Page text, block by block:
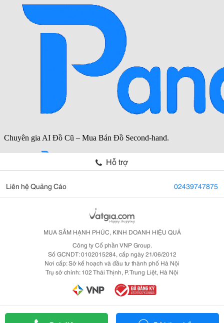
Hỗ trợ
Liên hệ Quảng Cáo 02439747875
MUA SẮM HẠNH PHÚC, KINH DOANH HIỆU QUẢ
Công ty Cổ phần VNP Group.
Số GCNDT: 0102015284, cấp ngày 21/06/2012
Nơi cấp: Sở kế hoạch và đầu tư thành phố Hà Nội
Trụ sở chính: 102 Thái Thịnh, P. Trung Liệt, Hà Nội